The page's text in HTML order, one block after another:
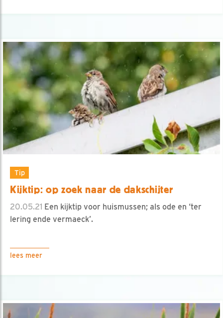
Tip
Kijktip: op zoek naar de dakschijter
20.05.21 Een kijktip voor huismussen; als ode en ‘ter
lering ende vermaeck’.
lees meer